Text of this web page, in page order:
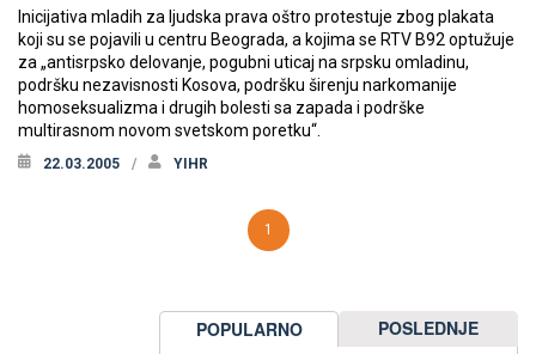
Inicijativa mladih za ljudska prava oštro protestuje zbog plakata
koji su se pojavili u centru Beograda, a kojima se RTV B92 optužuje
za „antisrpsko delovanje, pogubni uticaj na srpsku omladinu,
podršku nezavisnosti Kosova, podršku širenju narkomanije
homoseksualizma i drugih bolesti sa zapada i podrške
multirasnom novom svetskom poretku“.
22.03.2005 YIHR
1
POPULARNO POSLEDNJE